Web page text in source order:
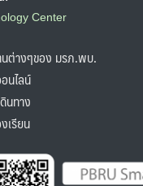
Center
างๆของ มรภ.พบ.
ไลน์
นทาง
รียน